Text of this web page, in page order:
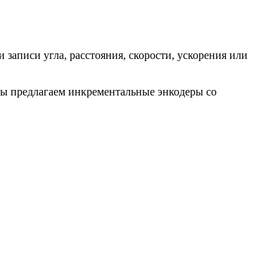
угла, расстояния, скорости, ускорения или
предлагаем инкрементальные энкодеры со